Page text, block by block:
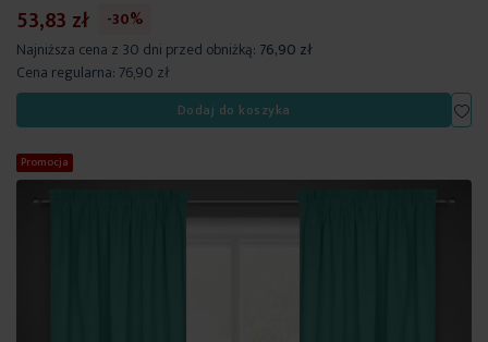
53,83 zł
-30%
Najniższa cena z 30 dni przed obniżką: 76,90 zł
Cena regularna: 76,90 zł
Dodaj do koszyka
Promocja